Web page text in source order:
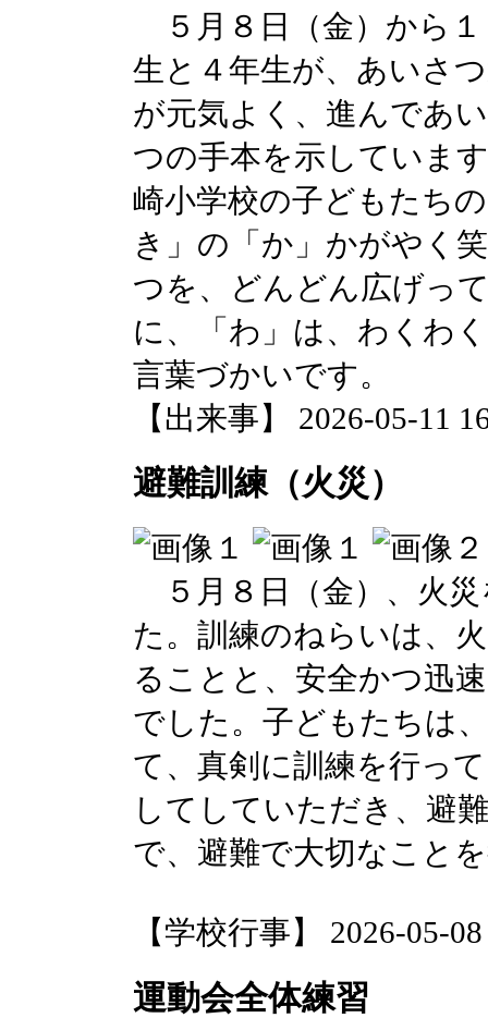
５月８日（金）から
生と４年生が、あいさ
が元気よく、進んであ
つの手本を示していま
崎小学校の子どもたち
き」の「か」かがやく
つを、どんどん広げっ
に、「わ」は、わくわ
言葉づかいです。
【出来事】 2026-05-11
避難訓練（火災）
５月８日（金）、火
た。訓練のねらいは、
ることと、安全かつ迅
でした。子どもたちは
て、真剣に訓練を行っ
してしていただき、避
で、避難で大切なこと
【学校行事】 2026-05-
運動会全体練習